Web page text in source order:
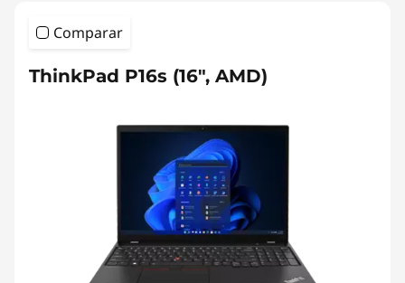
Comparar
ThinkPad P16s (16", AMD)